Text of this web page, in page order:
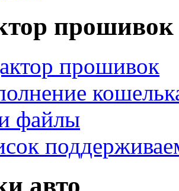
прошивок
прошивок
файлы
авто